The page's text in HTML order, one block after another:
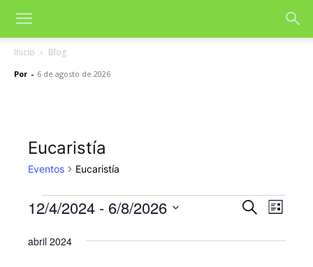
Inicio Blog
Por - 6 de agosto de 2026
Eucaristía
Eventos Eucaristía
Eventos
de
BuscarLista
12/4/2024 - 6/8/2026
la
abril 2024